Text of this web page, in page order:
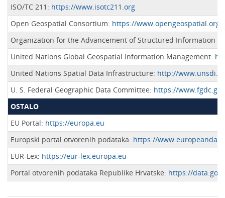
ISO/TC 211: https://www.isotc211.org
Open Geospatial Consortium: https://www.opengeospatial.org
Organization for the Advancement of Structured Information
United Nations Global Geospatial Information Management:
United Nations Spatial Data Infrastructure: http://www.unsdi.nl
U. S. Federal Geographic Data Committee: https://www.fgdc.gov
OSTALO
EU Portal: https://europa.eu
Europski portal otvorenih podataka: https://
EUR-Lex: https://eur-lex.europa.eu
Portal otvorenih podataka Republike Hrvatske: https://